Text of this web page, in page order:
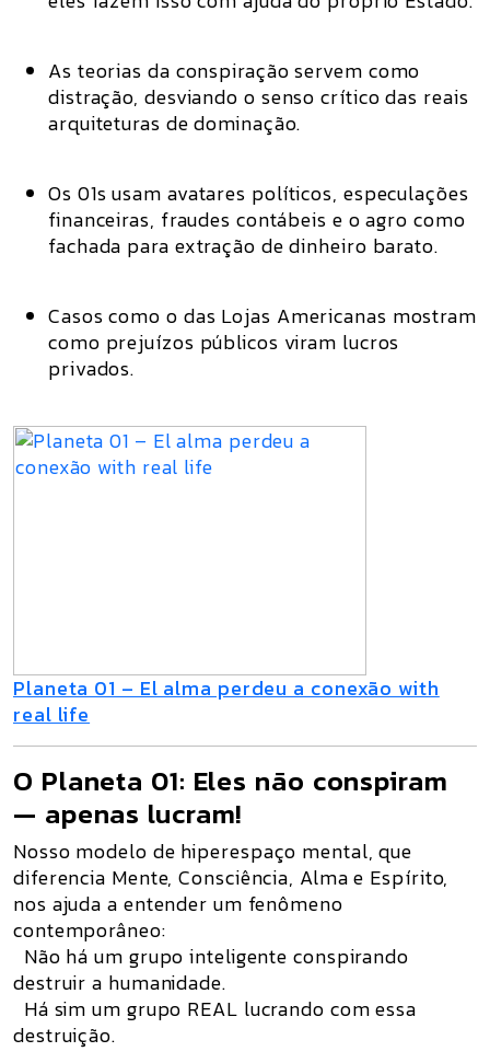
As teorias da conspiração servem como
distração, desviando o senso crítico das reais
arquiteturas de dominação.
Os 01s usam avatares políticos, especulações
financeiras, fraudes contábeis e o agro como
fachada para extração de dinheiro barato.
Casos como o das Lojas Americanas mostram
como prejuízos públicos viram lucros
privados.
Planeta 01 – El alma perdeu a conexão with
real life
O Planeta 01: Eles não conspiram
— apenas lucram!
Nosso modelo de hiperespaço mental, que
diferencia Mente, Consciência, Alma e Espírito,
nos ajuda a entender um fenômeno
contemporâneo:
Não há um grupo inteligente conspirando
destruir a humanidade.
Há sim um grupo REAL lucrando com essa
destruição.